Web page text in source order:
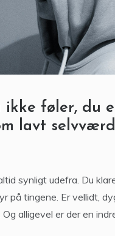
ikke føler, du
lavt selvværd
synligt udefra. Du
på tingene. Er vellidt,
alligevel er der en